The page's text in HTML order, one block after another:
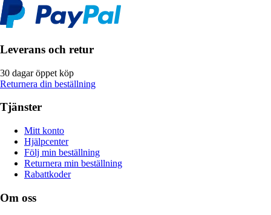
Leverans och retur
30 dagar öppet köp
Returnera din beställning
Tjänster
Mitt konto
Hjälpcenter
Följ min beställning
Returnera min beställning
Rabattkoder
Om oss